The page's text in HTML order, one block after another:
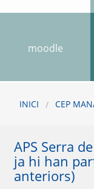
moodle
INICI CEP
APS Serra
ja hi han
anteriors)